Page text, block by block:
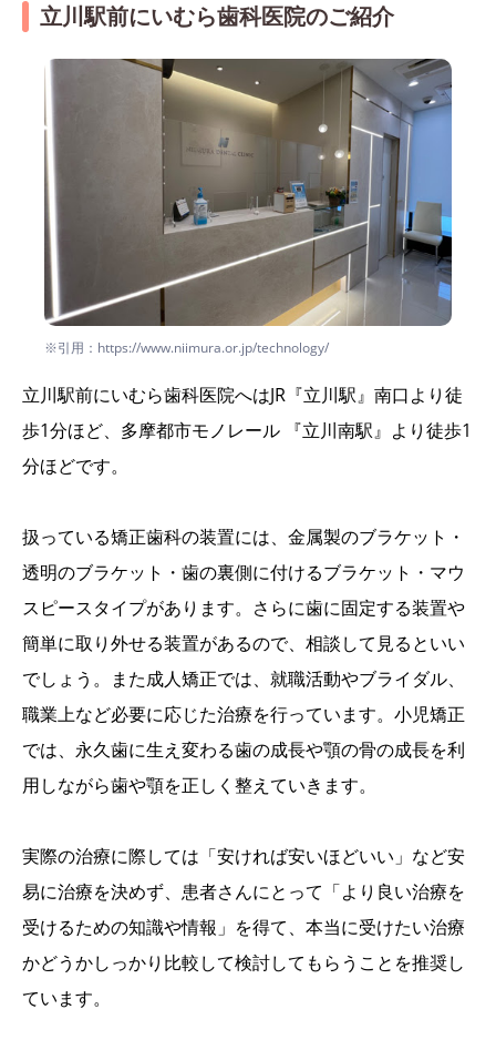
立川駅前にいむら歯科医院のご紹介
※引用：https://www.niimura.or.jp/technology/
立川駅前にいむら歯科医院へはJR『立川駅』南口より徒
歩1分ほど、多摩都市モノレール 『立川南駅』より徒歩1
分ほどです。
扱っている矯正歯科の装置には、金属製のブラケット・
透明のブラケット・歯の裏側に付けるブラケット・マウ
スピースタイプがあります。さらに歯に固定する装置や
簡単に取り外せる装置があるので、相談して見るといい
でしょう。また成人矯正では、就職活動やブライダル、
職業上など必要に応じた治療を行っています。小児矯正
では、永久歯に生え変わる歯の成長や顎の骨の成長を利
用しながら歯や顎を正しく整えていきます。
実際の治療に際しては「安ければ安いほどいい」など安
易に治療を決めず、患者さんにとって「より良い治療を
受けるための知識や情報」を得て、本当に受けたい治療
かどうかしっかり比較して検討してもらうことを推奨し
ています。